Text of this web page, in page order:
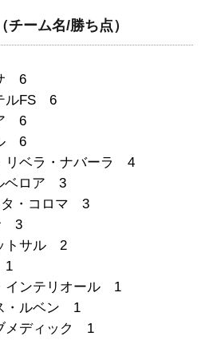
ーム名/勝ち点）
6
ルFS 6
6
6
リベラ・ナバーラ 4
ベロア 3
タ・コロマ 3
3
トサル 2
1
インテリオール 1
・ルベン 1
メディック 1